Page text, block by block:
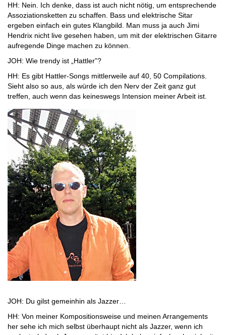
HH: Nein. Ich denke, dass ist auch nicht nötig, um entsprechende
Assoziationsketten zu schaffen. Bass und elektrische Sitar
ergeben einfach ein gutes Klangbild. Man muss ja auch Jimi
Hendrix nicht live gesehen haben, um mit der elektrischen Gitarre
aufregende Dinge machen zu können.
JOH: Wie trendy ist „Hattler”?
HH: Es gibt Hattler-Songs mittlerweile auf 40, 50 Compilations.
Sieht also so aus, als würde ich den Nerv der Zeit ganz gut
treffen, auch wenn das keineswegs Intension meiner Arbeit ist.
JOH: Du gilst gemeinhin als Jazzer…
HH: Von meiner Kompositionsweise und meinen Arrangements
her sehe ich mich selbst überhaupt nicht als Jazzer, wenn ich